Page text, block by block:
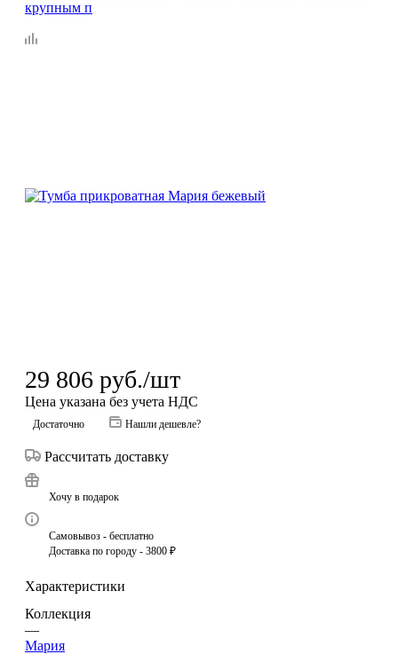
29 806 руб./шт
Цена указана без учета НДС
Достаточно Нашли дешевле?
Рассчитать доставку
Хочу в подарок
Самовывоз - бесплатно
Доставка по городу - 3800 ₽
Характеристики
Коллекция
—
Мария